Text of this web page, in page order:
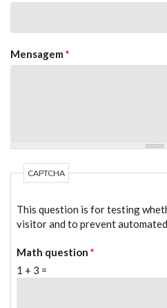
Mensagem *
CAPTCHA
This question is for testing
visitor and to prevent automated
Math question *
1 + 3 =